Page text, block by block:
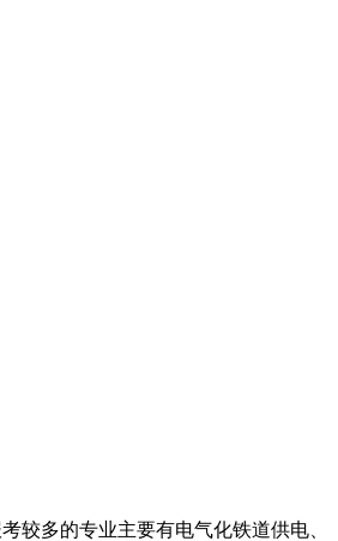
较多的专业主要有电气化铁道供电、